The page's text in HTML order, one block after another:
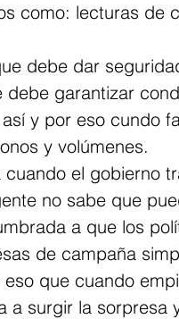
como: lecturas de
debe dar
garantizar
y por eso cundo
y volúmenes.
el gobierno
no sabe que
a que los
de campaña
que cuando
a surgir la sorpresa